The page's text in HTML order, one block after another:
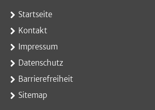
Startseite
Kontakt
Impressum
Datenschutz
Barrierefreiheit
Sitemap